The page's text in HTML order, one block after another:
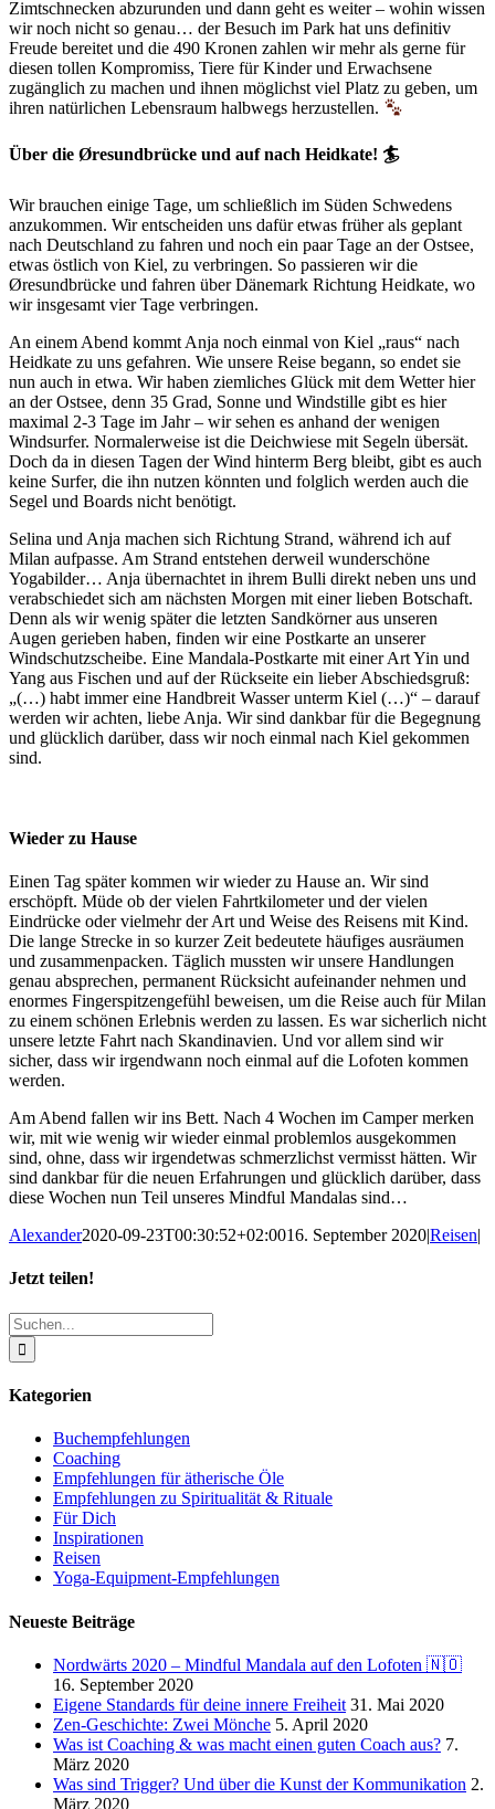
Zimtschnecken abzurunden und dann geht es weiter – wohin wissen
wir noch nicht so genau… der Besuch im Park hat uns definitiv
Freude bereitet und die 490 Kronen zahlen wir mehr als gerne für
diesen tollen Kompromiss, Tiere für Kinder und Erwachsene
zugänglich zu machen und ihnen möglichst viel Platz zu geben, um
ihren natürlichen Lebensraum halbwegs herzustellen.
Über die Øresundbrücke und auf nach Heidkate! 🏄
Wir brauchen einige Tage, um schließlich im Süden Schwedens
anzukommen. Wir entscheiden uns dafür etwas früher als geplant
nach Deutschland zu fahren und noch ein paar Tage an der Ostsee,
etwas östlich von Kiel, zu verbringen. So passieren wir die
Øresundbrücke und fahren über Dänemark Richtung Heidkate, wo
wir insgesamt vier Tage verbringen.
An einem Abend kommt Anja noch einmal von Kiel „raus“ nach
Heidkate zu uns gefahren. Wie unsere Reise begann, so endet sie
nun auch in etwa. Wir haben ziemliches Glück mit dem Wetter hier
an der Ostsee, denn 35 Grad, Sonne und Windstille gibt es hier
maximal 2-3 Tage im Jahr – wir sehen es anhand der wenigen
Windsurfer. Normalerweise ist die Deichwiese mit Segeln übersät.
Doch da in diesen Tagen der Wind hinterm Berg bleibt, gibt es auch
keine Surfer, die ihn nutzen könnten und folglich werden auch die
Segel und Boards nicht benötigt.
Selina und Anja machen sich Richtung Strand, während ich auf
Milan aufpasse. Am Strand entstehen derweil wunderschöne
Yogabilder… Anja übernachtet in ihrem Bulli direkt neben uns und
verabschiedet sich am nächsten Morgen mit einer lieben Botschaft.
Denn als wir wenig später die letzten Sandkörner aus unseren
Augen gerieben haben, finden wir eine Postkarte an unserer
Windschutzscheibe. Eine Mandala-Postkarte mit einer Art Yin und
Yang aus Fischen und auf der Rückseite ein lieber Abschiedsgruß:
„(…) habt immer eine Handbreit Wasser unterm Kiel (…)“ – darauf
werden wir achten, liebe Anja. Wir sind dankbar für die Begegnung
und glücklich darüber, dass wir noch einmal nach Kiel gekommen
sind.
Wieder zu Hause
Einen Tag später kommen wir wieder zu Hause an. Wir sind
erschöpft. Müde ob der vielen Fahrtkilometer und der vielen
Eindrücke oder vielmehr der Art und Weise des Reisens mit Kind.
Die lange Strecke in so kurzer Zeit bedeutete häufiges ausräumen
und zusammenpacken. Täglich mussten wir unsere Handlungen
genau absprechen, permanent Rücksicht aufeinander nehmen und
enormes Fingerspitzengefühl beweisen, um die Reise auch für Milan
zu einem schönen Erlebnis werden zu lassen. Es war sicherlich nicht
unsere letzte Fahrt nach Skandinavien. Und vor allem sind wir
sicher, dass wir irgendwann noch einmal auf die Lofoten kommen
werden.
Am Abend fallen wir ins Bett. Nach 4 Wochen im Camper merken
wir, mit wie wenig wir wieder einmal problemlos ausgekommen
sind, ohne, dass wir irgendetwas schmerzlichst vermisst hätten. Wir
sind dankbar für die neuen Erfahrungen und glücklich darüber, dass
diese Wochen nun Teil unseres Mindful Mandalas sind…
Alexander2020-09-23T00:30:52+02:0016. September 2020|Reisen|
Jetzt teilen!
Facebook
WhatsApp
E-
Mail
Suche
nach:
Kategorien
Buchempfehlungen
Coaching
Empfehlungen für ätherische Öle
Empfehlungen zu Spiritualität & Rituale
Für Dich
Inspirationen
Reisen
Yoga-Equipment-Empfehlungen
Neueste Beiträge
Nordwärts 2020 – Mindful Mandala auf den Lofoten 🇳🇴
16. September 2020
Eigene Standards für deine innere Freiheit 31. Mai 2020
Zen-Geschichte: Zwei Mönche 5. April 2020
Was ist Coaching & was macht einen guten Coach aus? 7.
März 2020
Was sind Trigger? Und über die Kunst der Kommunikation 2.
März 2020